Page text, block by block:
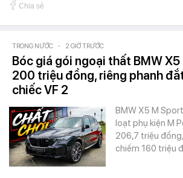
Chia sẻ
TRONG NƯỚC - 2 GIỜ TRƯỚC
Bóc giá gói ngoại thất BMW
200 triệu đồng, riêng phanh
chiếc VF 2
BMW X5 M
loạt phụ kiện M
206,7 triệu
chiếm 160 triệu